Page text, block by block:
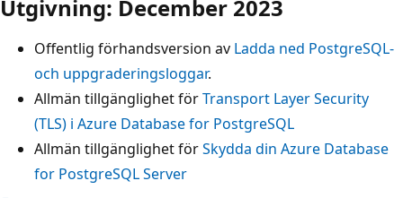
Utgivning: December 2023
Offentlig förhandsversion av Ladda ned PostgreSQL-
och uppgraderingsloggar.
Allmän tillgänglighet förTransport Layer Security
(TLS) i Azure Database for PostgreSQL
Allmän tillgänglighet förSkydda din Azure Database
for PostgreSQL Server